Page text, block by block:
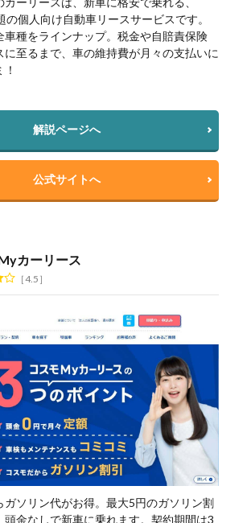
個人向け自動車リースサービスです。
車種をラインナップ。税金や自賠責保険
に至るまで、車の維持費が月々の支払いに
解説ページへ
公式サイトへ
カーリース
4.5
ガソリン代がお得。最大5円のガソリン割
頭金なしで新車に乗れます。契約期間は3